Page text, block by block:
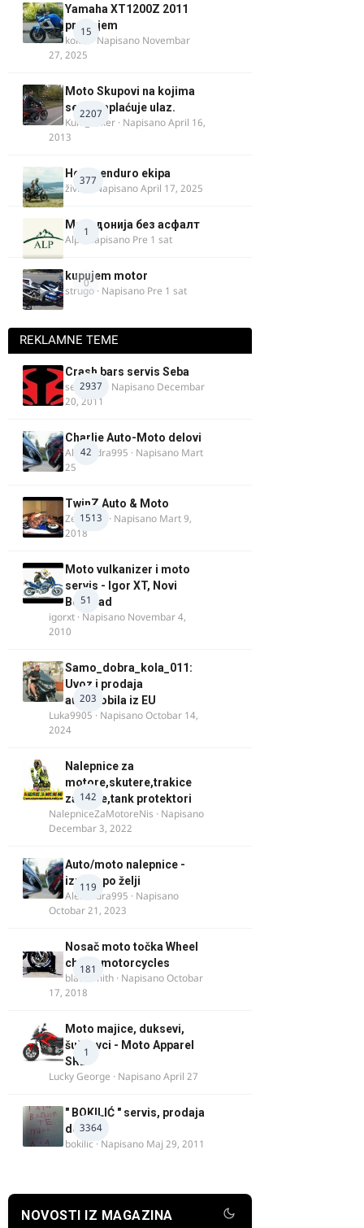
15
Yamaha XT1200Z 2011
prodajem
kokot · Napisano Novembar
27, 2025
2207
Moto Skupovi na kojima
se ne naplaćuje ulaz.
Kum_Mixer · NapisanoApril 16,
2013
377
Heavy enduro ekipa
živke · NapisanoApril 17, 2025
1
Македонија без асфалт
Alp · Napisano Pre 1 sat
0
kupujem motor
strugo · Napisano Pre 1 sat
REKLAMNE TEME
2937
Crash bars servis Seba
seba011 · Napisano Decembar
20, 2011
42
Charlie Auto-Moto delovi
Alexandra995 · Napisano Mart
25
1513
TwinZ Auto & Moto
Zeljkamp · Napisano Mart 9,
2018
51
Moto vulkanizer i moto
servis - Igor XT, Novi
Beograd
igorxt · Napisano Novembar 4,
2010
203
Samo_dobra_kola_011:
Uvoz i prodaja
automobila iz EU
Luka9905 · NapisanoOctobar 14,
2024
142
Nalepnice za
motore,skutere,trakice
za felne,tank protektori
NalepniceZaMotoreNis · Napisano
Decembar 3, 2022
119
Auto/moto nalepnice -
izrada po želji
Alexandra995 · Napisano
Octobar 21, 2023
181
Nosač moto točka Wheel
chock motorcycles
blacksmith · NapisanoOctobar
17, 2018
1
Moto majice, duksevi,
šuškavci - Moto Apparel
SRB
Lucky George · NapisanoApril 27
3364
" BOKILIĆ " servis, prodaja
delova
bokilic · Napisano Maj 29, 2011
NOVOSTI IZ MAGAZINA